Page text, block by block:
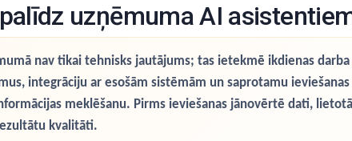
uzņēmuma AI
nav tikai tehnisks jautājums; tas ietekmē ikdienas
integrāciju ar esošām sistēmām un saprotamu
meklēšanu. Pirms ieviešanas jānovērtē dati,
kvalitāti.